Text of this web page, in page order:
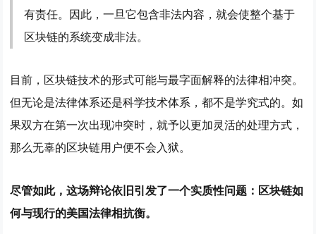
有责任。因此，一旦它包含非法内容，就会使整个基于
区块链的系统变成非法。
目前，区块链技术的形式可能与最字面解释的法律相冲突。
但无论是法律体系还是科学技术体系，都不是学究式的。如
果双方在第一次出现冲突时，就予以更加灵活的处理方式，
那么无辜的区块链用户便不会入狱。
尽管如此，这场辩论依旧引发了一个实质性问题：区块链如
何与现行的美国法律相抗衡。